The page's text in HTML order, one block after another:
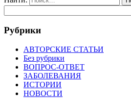
Рубрики
АВТОРСКИЕ СТАТЬИ
Без рубрики
ВОПРОС-ОТВЕТ
ЗАБОЛЕВАНИЯ
ИСТОРИИ
НОВОСТИ